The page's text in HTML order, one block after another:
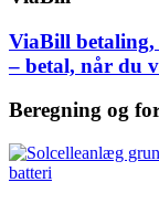
ViaBill betaling,
– betal, når du
Beregning og